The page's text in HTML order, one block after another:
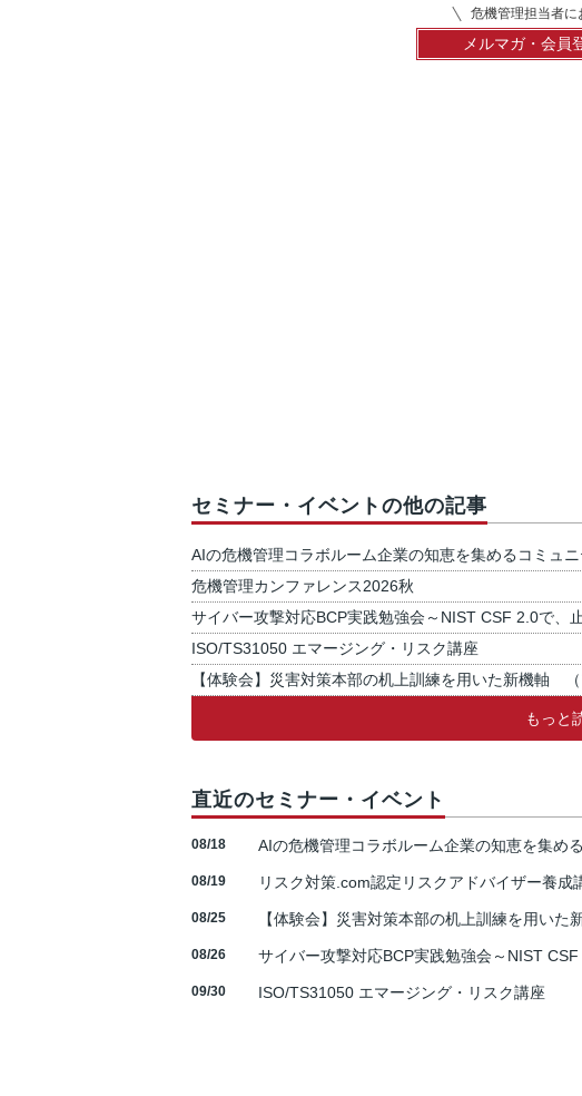
危機管理担当者に
メルマガ・会員
セミナー・イベントの他の記事
AIの危機管理コラボルーム企業の知恵を集めるコミュ
危機管理カンファレンス2026秋
サイバー攻撃対応BCP実践勉強会～NIST CSF 2.0で、
ISO/TS31050 エマージング・リスク講座
【体験会】災害対策本部の机上訓練を用いた新機軸 （
もっと
直近のセミナー・イベント
08/18 AIの危機管理コラボルーム企業の知恵を集め
08/19 リスク対策.com認定リスクアドバイザー養成
08/25 【体験会】災害対策本部の机上訓練を用いた
08/26 サイバー攻撃対応BCP実践勉強会～NIST
09/30 ISO/TS31050 エマージング・リスク講座